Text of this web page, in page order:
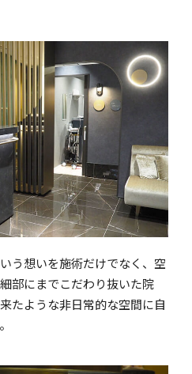
う想いを施術だけでなく、空
部にまでこだわり抜いた院
たような非日常的な空間に自